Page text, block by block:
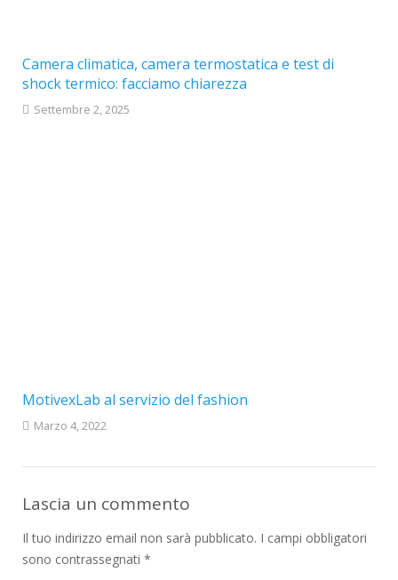
Camera climatica, camera termostatica e test di
shock termico: facciamo chiarezza
Settembre 2, 2025
MotivexLab al servizio del fashion
Marzo 4, 2022
Lascia un commento
Il tuo indirizzo email non sarà pubblicato. I campi obbligatori
sono contrassegnati *